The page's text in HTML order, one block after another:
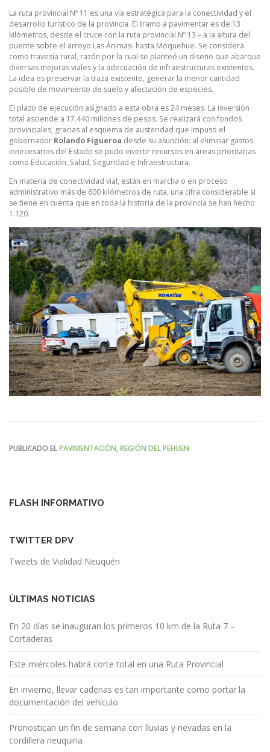
La ruta provincial Nº 11 es una vía estratégica para la conectividad y el
desarrollo turístico de la provincia. El tramo a pavimentar es de 13
kilómetros, desde el cruce con la ruta provincial Nº 13 – a la altura del
puente sobre el arroyo Las Ánimas- hasta Moquehue. Se considera
como travesía rural, razón por la cual se planteó un diseño que abarque
diversas mejoras viales y la adecuación de infraestructuras existentes.
La idea es preservar la traza existente, generar la menor cantidad
posible de movimiento de suelo y afectación de especies.
El plazo de ejecución asignado a esta obra es 24 meses. La inversión
total asciende a 17.440 millones de pesos. Se realizará con fondos
provinciales, gracias al esquema de austeridad que impuso el
gobernador Rolando Figueroa desde su asunción: al eliminar gastos
innecesarios del Estado se pudo invertir recursos en áreas prioritarias
como Educación, Salud, Seguridad e Infraestructura.
En materia de conectividad vial, están en marcha o en proceso
administrativo más de 600 kilómetros de ruta, una cifra considerable si
se tiene en cuenta que en toda la historia de la provincia se han hecho
1.120.
PUBLICADO ELPAVIMENTACIÓN,REGIÓN DEL PEHUEN
FLASH INFORMATIVO
TWITTER DPV
Tweets de Vialidad Neuquén
ÚLTIMAS NOTICIAS
En 20 días se inauguran los primeros 10 km de la Ruta 7 –
Cortaderas
Este miércoles habrá corte total en una Ruta Provincial
En invierno, llevar cadenas es tan importante como portar la
documentación del vehículo
Pronostican un fin de semana con lluvias y nevadas en la
cordillera neuquina